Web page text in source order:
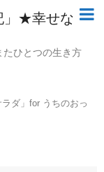
」★幸せな
たひとつの生き方
ダ」for うちのおっ